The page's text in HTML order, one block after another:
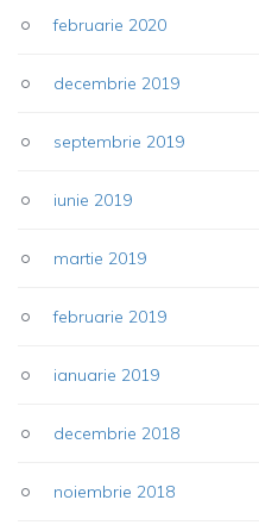
februarie 2020
decembrie 2019
septembrie 2019
iunie 2019
martie 2019
februarie 2019
ianuarie 2019
decembrie 2018
noiembrie 2018